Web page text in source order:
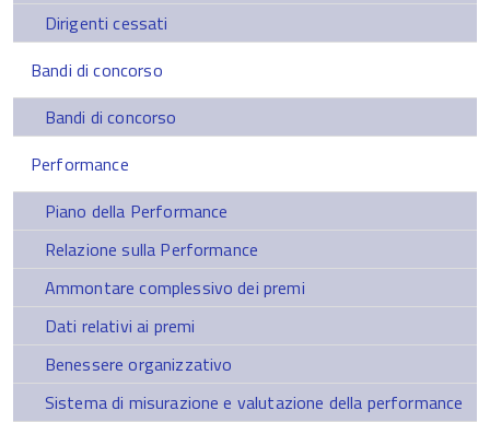
Dirigenti cessati
Bandi di concorso
Bandi di concorso
Performance
Piano della Performance
Relazione sulla Performance
Ammontare complessivo dei premi
Dati relativi ai premi
Benessere organizzativo
Sistema di misurazione e valutazione della performance